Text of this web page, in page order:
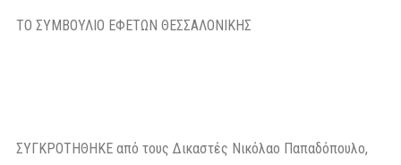
ΤΟ ΣΥΜΒΟΥΛΙΟ ΕΦΕΤΩΝ ΘΕΣΣΑΛΟΝΙΚΗΣ
ΣΥΓΚΡΟΤΗΘΗΚΕ από τους Δικαστές Νικόλαο Παπαδόπουλο,